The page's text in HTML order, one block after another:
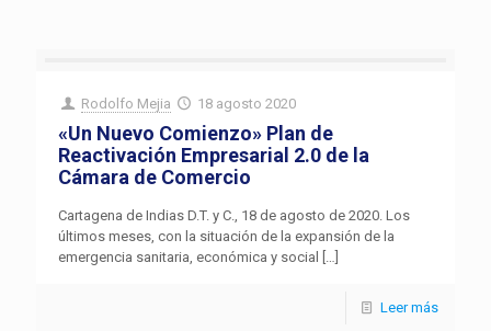
Rodolfo Mejia 18 agosto 2020
«Un Nuevo Comienzo» Plan de
Reactivación Empresarial 2.0 de la
Cámara de Comercio
Cartagena de Indias D.T. y C., 18 de agosto de 2020. Los
últimos meses, con la situación de la expansión de la
emergencia sanitaria, económica y social
[…]
Leer más